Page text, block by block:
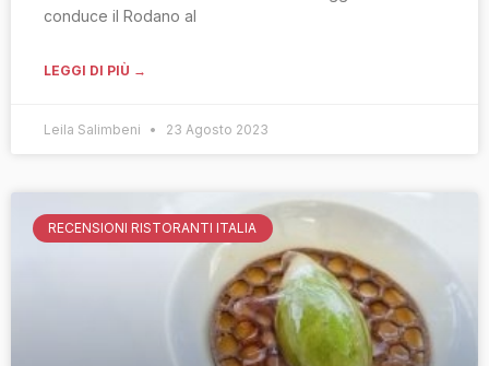
conduce il Rodano al
LEGGI DI PIÙ →
Leila Salimbeni 23 Agosto 2023
RECENSIONI RISTORANTI ITALIA